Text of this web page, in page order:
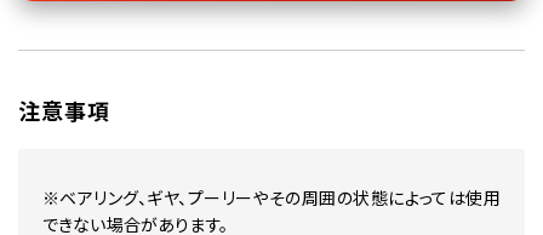
注意事項
※ベアリング、ギヤ、プーリーやその周囲の状態によっては使用
できない場合があります。